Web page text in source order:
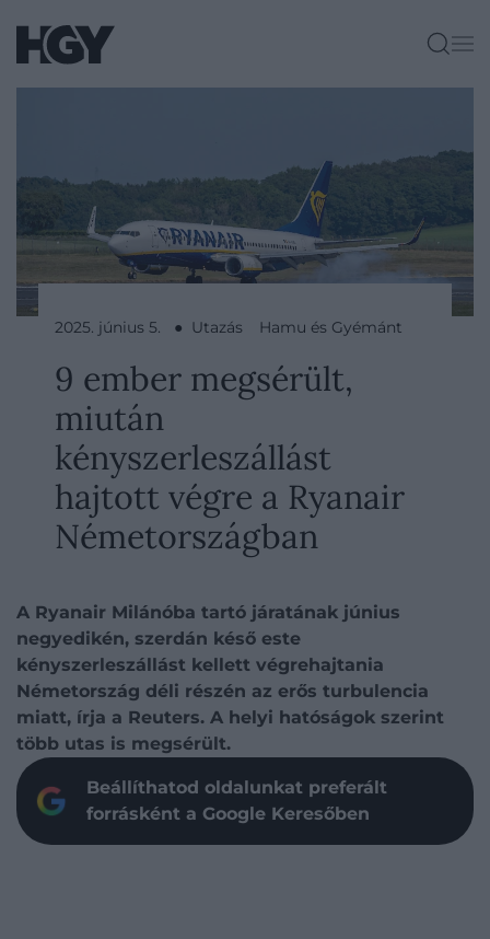
2025. június 5. ● Utazás Hamu és Gyémánt
9 ember megsérült,
miután
kényszerleszállást
hajtott végre a Ryanair
Németországban
A Ryanair Milánóba tartó járatának június
negyedikén, szerdán késő este
kényszerleszállást kellett végrehajtania
Németország déli részén az erős turbulencia
miatt, írja a Reuters. A helyi hatóságok szerint
több utas is megsérült.
Beállíthatod oldalunkat preferált
forrásként a Google Keresőben